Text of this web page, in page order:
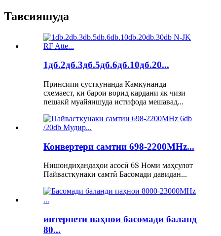
Тавсияшуда
1дб.2дб.3дб.5дб.6дб.10дб.20...
Принсипи сусткунанда Камкунанда
схемаест, ки барои ворид кардани як чизи
пешакӣ муайяншуда истифода мешавад...
Конвертери самтии 698-2200MHz...
Нишондиҳандаҳои асосӣ 6S Номи маҳсулот
Пайвасткунаки самтӣ Басомади давидан...
интернети паҳнои басомади баланд
80...